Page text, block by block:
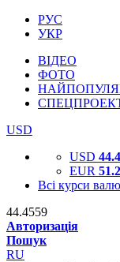
РУС
УКР
ВІДЕО
ФОТО
USD
USD
EUR
Всі курси
44.4559
Авторизація
Пошук
RU